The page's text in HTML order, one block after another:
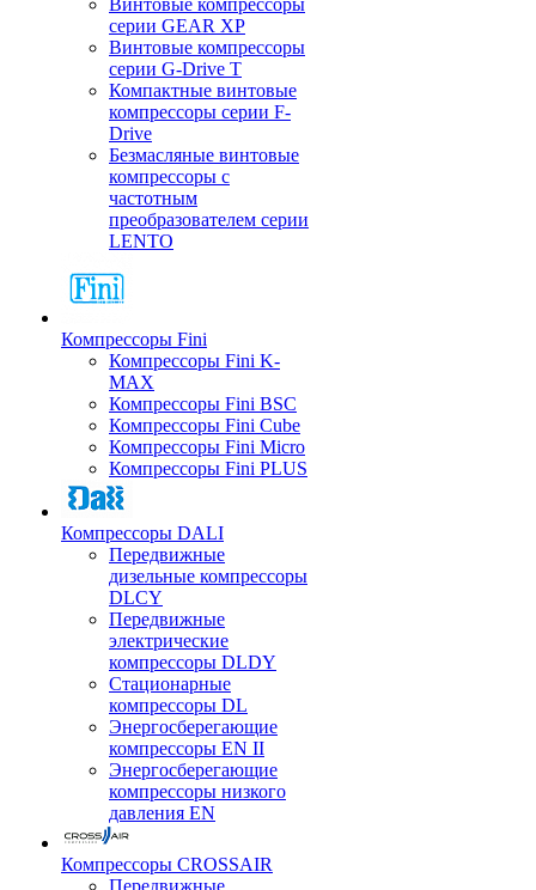
Винтовые компрессоры
серии GEAR XP
Винтовые компрессоры
серии G-Drive T
Компактные винтовые
компрессоры серии F-
Drive
Безмасляные винтовые
компрессоры с
частотным
преобразователем серии
LENTO
Компрессоры Fini
Компрессоры Fini K-
MAX
Компрессоры Fini BSC
Компрессоры Fini Cube
Компрессоры Fini Micro
Компрессоры Fini PLUS
Компрессоры DALI
Передвижные
дизельные компрессоры
DLCY
Передвижные
электрические
компрессоры DLDY
Стационарные
компрессоры DL
Энергосберегающие
компрессоры EN II
Энергосберегающие
компрессоры низкого
давления EN
Компрессоры CROSSAIR
Передвижные